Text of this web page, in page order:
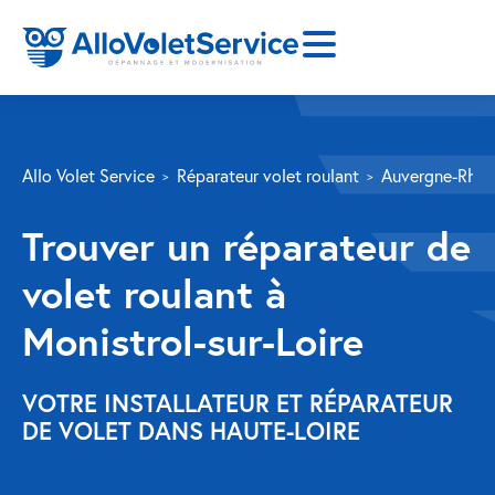
Volet roulant
Réparation
Volet roulant Velux
Au-delà de la fenêtre
Réparation store banne
Réparation portail
Allo Volet Service Réparateur volet roulant Auvergne-
Trouver un réparateur de
volet roulant à
Monistrol-sur-Loire
VOTRE INSTALLATEUR ET RÉPARATEUR
DE VOLET DANS HAUTE-LOIRE